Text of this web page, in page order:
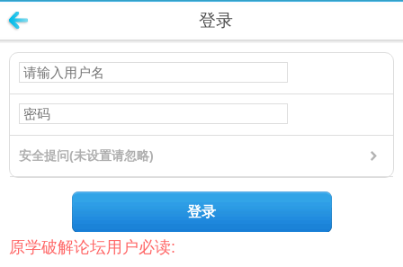
登录
安全提问(未设置请忽略)
登录
原学破解论坛用户必读: